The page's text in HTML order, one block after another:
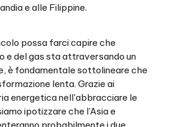
e alle Filippine.
possa farci capire che
e del gas sta attraversando un
è fondamentale sottolineare che
lenta. Grazie ai
energetica nell'abbracciare le
ipotizzare che l'Asia e